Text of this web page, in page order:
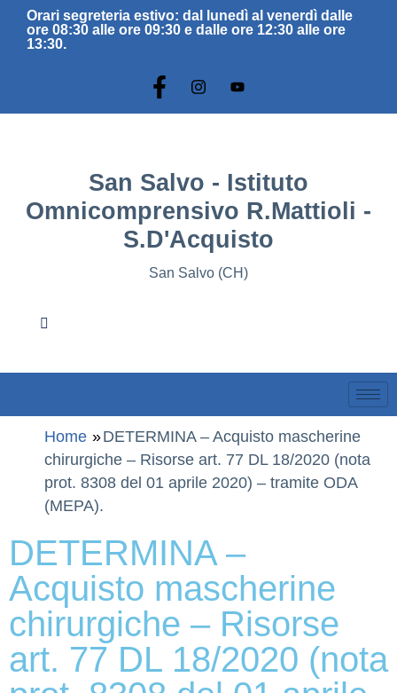
Orari segreteria estivo: dal lunedì al venerdì dalle
ore 08:30 alle ore 09:30 e dalle ore 12:30 alle ore
13:30.
San Salvo - Istituto
Omnicomprensivo R.Mattioli -
S.D'Acquisto
San Salvo (CH)
Home
DETERMINA – Acquisto mascherine
chirurgiche – Risorse art. 77 DL 18/2020 (nota
prot. 8308 del 01 aprile 2020) – tramite ODA
(MEPA).
DETERMINA –
Acquisto mascherine
chirurgiche – Risorse
art. 77 DL 18/2020 (nota